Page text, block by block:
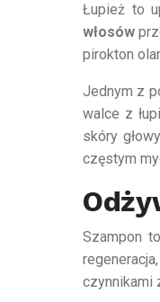
Łupież to
włosów
pirokton
Jednym z
walce z
skóry
częstym
Szampon
czynnikami